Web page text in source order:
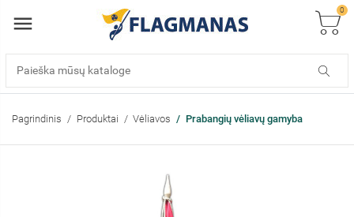
0
Pagrindinis Produktai Vėliavos Prabangių vėliavų gamyba